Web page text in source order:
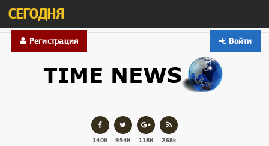
СЕГОДНЯ
Войти
Регистрация
140К 954К 118К 268k